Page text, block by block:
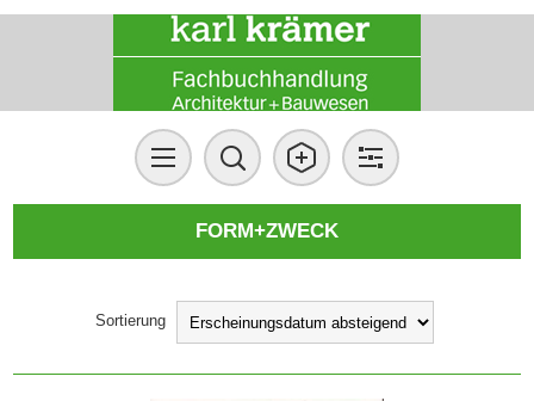
FORM+ZWECK
Sortierung